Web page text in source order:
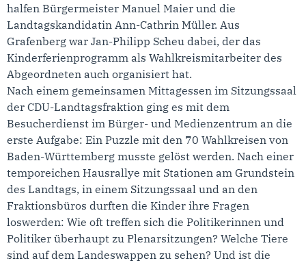
halfen Bürgermeister Manuel Maier und die
Landtagskandidatin Ann-Cathrin Müller. Aus
Grafenberg war Jan-Philipp Scheu dabei, der das
Kinderferienprogramm als Wahlkreismitarbeiter des
Abgeordneten auch organisiert hat.
Nach einem gemeinsamen Mittagessen im Sitzungssaal
der CDU-Landtagsfraktion ging es mit dem
Besucherdienst im Bürger- und Medienzentrum an die
erste Aufgabe: Ein Puzzle mit den 70 Wahlkreisen von
Baden-Württemberg musste gelöst werden. Nach einer
temporeichen Hausrallye mit Stationen am Grundstein
des Landtags, in einem Sitzungssaal und an den
Fraktionsbüros durften die Kinder ihre Fragen
loswerden: Wie oft treffen sich die Politikerinnen und
Politiker überhaupt zu Plenarsitzungen? Welche Tiere
sind auf dem Landeswappen zu sehen? Und ist die